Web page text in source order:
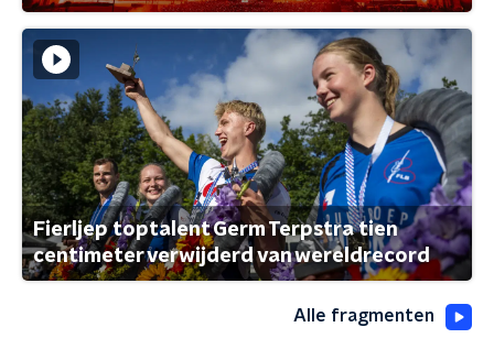
Fierljep toptalent Germ Terpstra tien
centimeter verwijderd van wereldrecord
Alle fragmenten